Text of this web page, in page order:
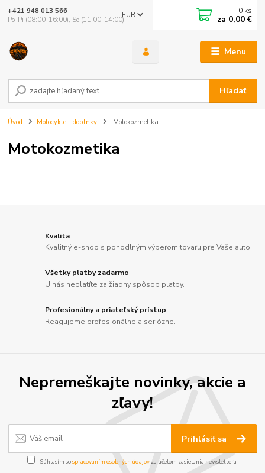
Menu
EUR
Hľadať
+421 948 013 566
Po-Pi (08:00-16:00), So (11:00-14:00)
0 ks
za 0,00 €
Úvod Motocykle - doplnky Motokozmetika
Motokozmetika
Kvalita
Kvalitný e-shop s pohodlným výberom tovaru pre Vaše auto.
Všetky platby zadarmo
U nás neplatíte za žiadny spôsob platby.
Profesionálny a priateľský prístup
Reagujeme profesionálne a seriózne.
Nepremeškajte novinky, akcie a
zľavy!
Prihlásiť sa
Súhlasím sospracovaním osobných údajov za účelom zasielania newslettera.